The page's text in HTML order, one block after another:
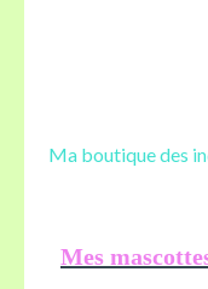
Ma boutique des
Mes